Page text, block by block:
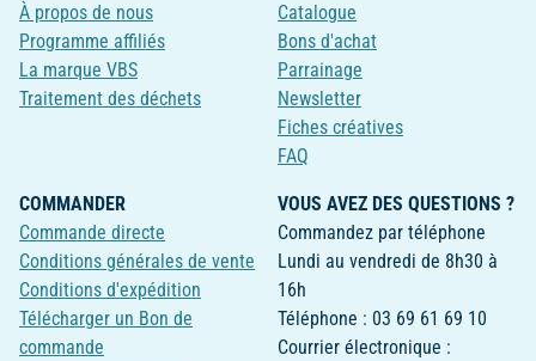
À propos de nous
Programme affiliés
La marque VBS
Traitement des déchets
Catalogue
Bons d'achat
Parrainage
Newsletter
Fiches créatives
FAQ
COMMANDER
Commande directe
Conditions générales de vente
Conditions d'expédition
Télécharger un Bon de
commande
VOUS AVEZ DES QUESTIONS ?
Commandez par téléphone
Lundi au vendredi de 8h30 à
16h
Téléphone : 03 69 61 69 10
Courrier électronique :